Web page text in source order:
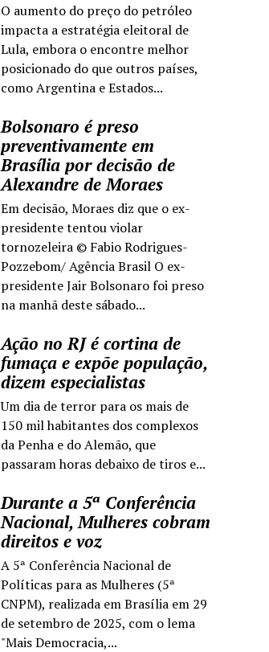
O aumento do preço do petróleo
impacta a estratégia eleitoral de
Lula, embora o encontre melhor
posicionado do que outros países,
como Argentina e Estados...
Bolsonaro é preso
preventivamente em
Brasília por decisão de
Alexandre de Moraes
Em decisão, Moraes diz que o ex-
presidente tentou violar
tornozeleira © Fabio Rodrigues-
Pozzebom/ Agência Brasil O ex-
presidente Jair Bolsonaro foi preso
na manhã deste sábado...
Ação no RJ é cortina de
fumaça e expõe população,
dizem especialistas
Um dia de terror para os mais de
150 mil habitantes dos complexos
da Penha e do Alemão, que
passaram horas debaixo de tiros e...
Durante a 5ª Conferência
Nacional, Mulheres cobram
direitos e voz
A 5ª Conferência Nacional de
Políticas para as Mulheres (5ª
CNPM), realizada em Brasília em 29
de setembro de 2025, com o lema
"Mais Democracia,...